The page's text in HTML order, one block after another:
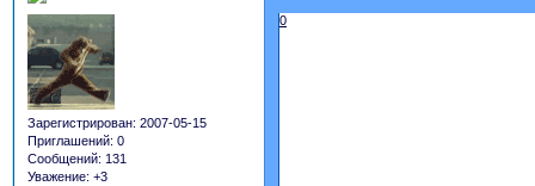
Зарегистрирован: 2007-05-15
Приглашений: 0
Сообщений: 131
Уважение: +3
0